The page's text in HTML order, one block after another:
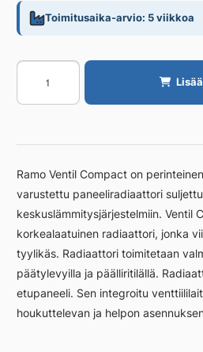
Toimitusaika-arvio: 5 viikkoa
Radiaattori
PURMO
RCV
Ventil
200
800
määrä
Ramo Ventil Compact on
varustettu paneeliradiaattori
keskuslämmitysjärjestelmiin. Ventil
korkealaatuinen radiaattori, jonka
tyylikäs. Radiaattori toimitetaan
päätylevyilla ja päälliritilällä.
etupaneeli. Sen integroitu
houkuttelevan ja helpon